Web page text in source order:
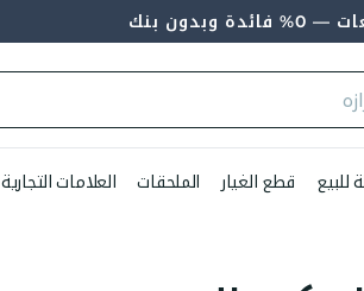
للبيع قطع الغيار الملحقات العلامات التجارية